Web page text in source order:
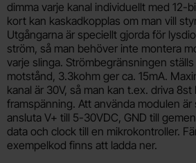
dimma varje kanal individuellt med 12-
kort kan kaskadkopplas om man vill
Utgångarna är speciellt gjorda för
ström, så man behöver inte montera
varje slinga. Strömbegränsningen
motstånd, 3.3kohm ger ca. 15mA.
kanal är 30V, så man kan t.ex. driva
framspänning. Att använda modulen
ansluta V+ till 5-30VDC, GND till
data och clock till en mikrokontroller.
exempelkod finns att ladda ner.